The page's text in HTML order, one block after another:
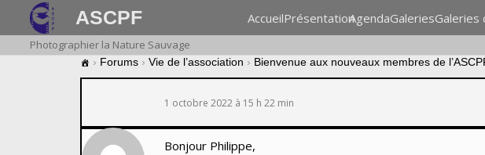
ASCPF AccueilPrésentationAgendaGaleriesGaleries
Photographier la Nature Sauvage
› Forums › Vie de l’association › Bienvenue aux nouveaux membres de
1 octobre 2022 à 15 h 22 min
Bonjour Philippe,